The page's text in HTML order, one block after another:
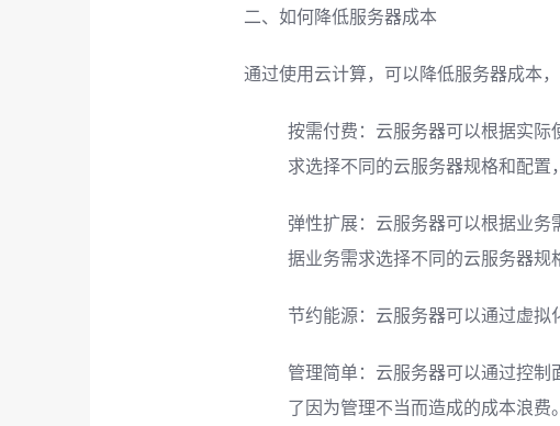
二、如何降低服务器成本
通过使用云计算，可以降低服务器成本，
按需付费：云服务器可以根据实
求选择不同的云服务器规格和配置
弹性扩展：云服务器可以根据业
据业务需求选择不同的云服务器规
节约能源：云服务器可以通过虚拟
管理简单：云服务器可以通过控
了因为管理不当而造成的成本浪费。